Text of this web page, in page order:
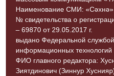
Наименование СМИ:
№ свидетельства о
– 69870 от 29.05.2017 г.
выдано Федеральной
информационных
ФИО главного редактора:
Зиятдинович (Зиннур